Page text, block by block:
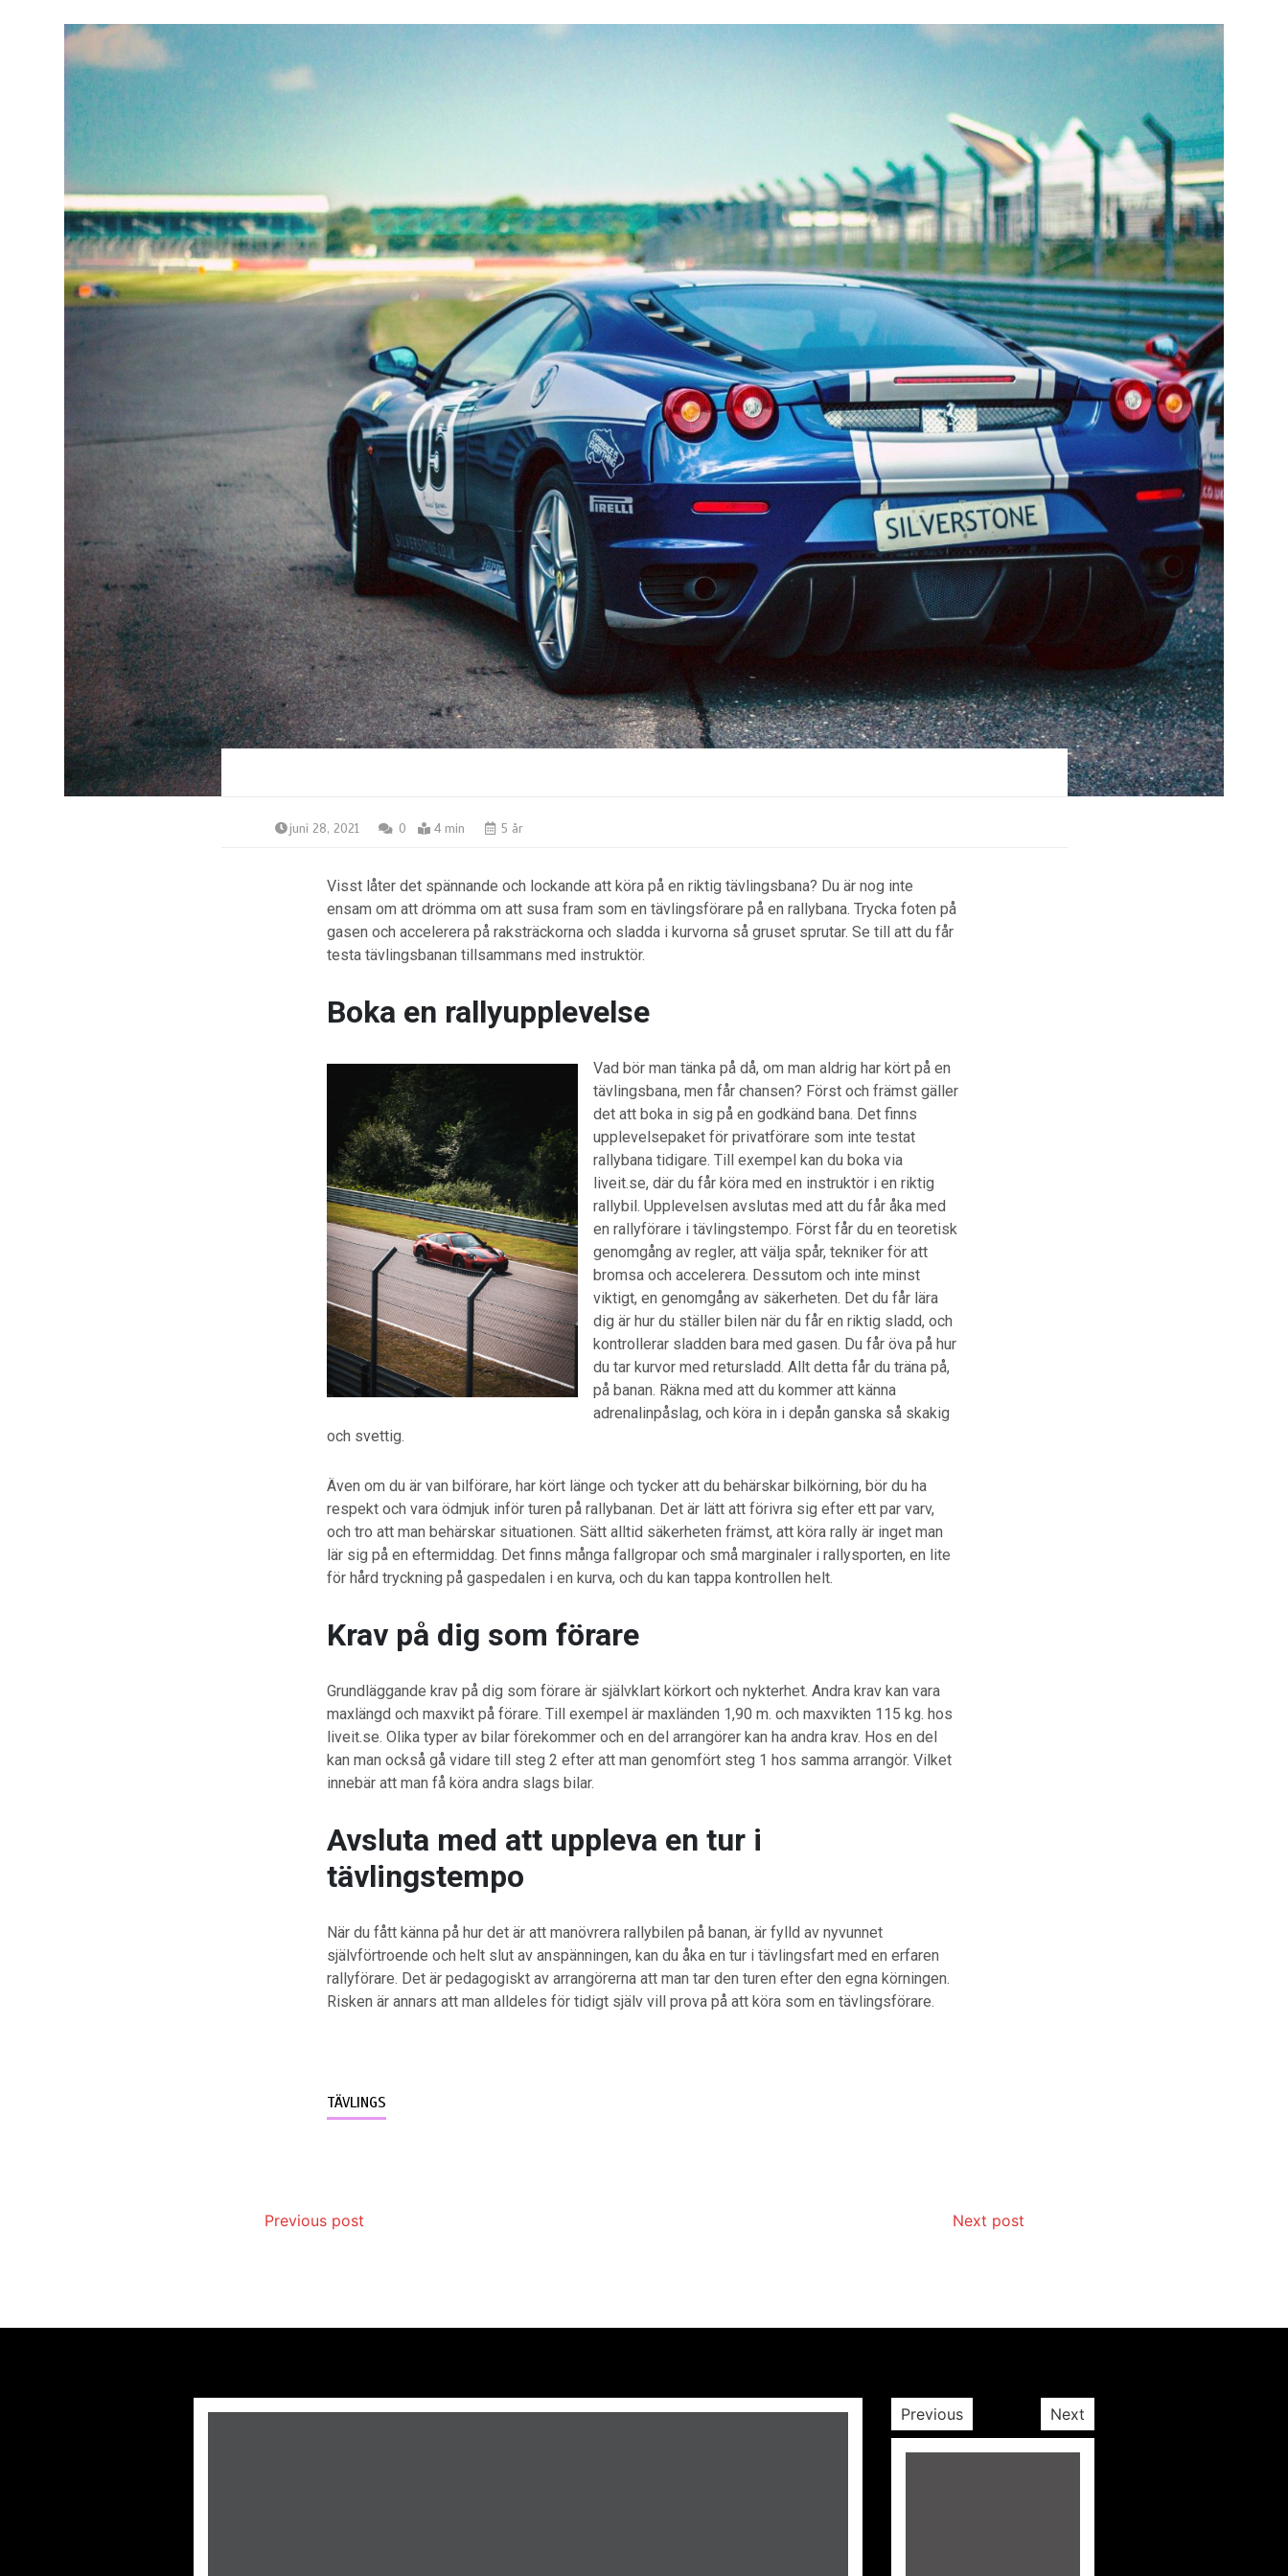
juni 28, 2021 0 4 min 5 år
Visst låter det spännande och lockande att köra på en riktig tävlingsbana? Du är nog inte
ensam om att drömma om att susa fram som en tävlingsförare på en rallybana. Trycka foten på
gasen och accelerera på raksträckorna och sladda i kurvorna så gruset sprutar. Se till att du får
testa tävlingsbanan tillsammans med instruktör.
Boka en rallyupplevelse
Vad bör man tänka på då, om man aldrig har kört på en
tävlingsbana, men får chansen? Först och främst gäller
det att boka in sig på en godkänd bana. Det finns
upplevelsepaket för privatförare som inte testat
rallybana tidigare. Till exempel kan du boka via
liveit.se, där du får köra med en instruktör i en riktig
rallybil. Upplevelsen avslutas med att du får åka med
en rallyförare i tävlingstempo. Först får du en teoretisk
genomgång av regler, att välja spår, tekniker för att
bromsa och accelerera. Dessutom och inte minst
viktigt, en genomgång av säkerheten. Det du får lära
dig är hur du ställer bilen när du får en riktig sladd, och
kontrollerar sladden bara med gasen. Du får öva på hur
du tar kurvor med retursladd. Allt detta får du träna på,
på banan. Räkna med att du kommer att känna
adrenalinpåslag, och köra in i depån ganska så skakig
och svettig.
Även om du är van bilförare, har kört länge och tycker att du behärskar bilkörning, bör du ha
respekt och vara ödmjuk inför turen på rallybanan. Det är lätt att förivra sig efter ett par varv,
och tro att man behärskar situationen. Sätt alltid säkerheten främst, att köra rally är inget man
lär sig på en eftermiddag. Det finns många fallgropar och små marginaler i rallysporten, en lite
för hård tryckning på gaspedalen i en kurva, och du kan tappa kontrollen helt.
Krav på dig som förare
Grundläggande krav på dig som förare är självklart körkort och nykterhet. Andra krav kan vara
maxlängd och maxvikt på förare. Till exempel är maxländen 1,90 m. och maxvikten 115 kg. hos
liveit.se. Olika typer av bilar förekommer och en del arrangörer kan ha andra krav. Hos en del
kan man också gå vidare till steg 2 efter att man genomfört steg 1 hos samma arrangör. Vilket
innebär att man få köra andra slags bilar.
Avsluta med att uppleva en tur i
tävlingstempo
När du fått känna på hur det är att manövrera rallybilen på banan, är fylld av nyvunnet
självförtroende och helt slut av anspänningen, kan du åka en tur i tävlingsfart med en erfaren
rallyförare. Det är pedagogiskt av arrangörerna att man tar den turen efter den egna körningen.
Risken är annars att man alldeles för tidigt själv vill prova på att köra som en tävlingsförare.
TÄVLINGS
Previous post Next post
Previous Next